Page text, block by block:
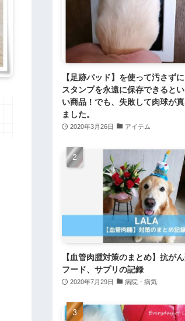
【足跡パッド】を使って汚さず
スタンプを永遠に保存できると
い商品！でも、失敗して肉球が
ました。
2020年3月26日 アイテム
【血管肉腫対策のまとめ】抗がん
フード、サプリの記録
2020年7月29日 病院・病気